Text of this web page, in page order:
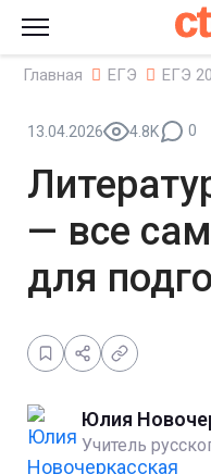
Главная ЕГЭ ЕГЭ
13.04.2026 4.8K 0
— все
для
Юлия
Учитель